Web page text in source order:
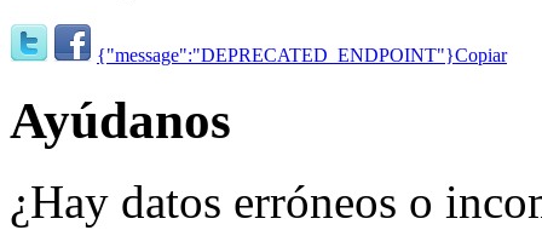
{"message":"DEPRECATED_ENDPOINT"}Copiar
Ayúdanos
¿Hay datos erróneos o